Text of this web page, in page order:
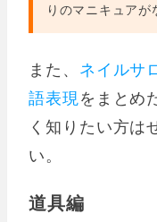
りのマニキュアが
また、 ネイルサ
語表現をまとめ
く知りたい方は
い。
道具編